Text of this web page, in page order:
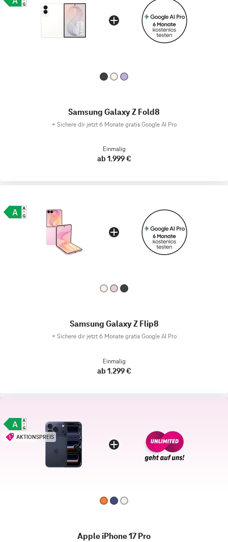
Samsung Galaxy Z Fold8
+ Sichere dir jetzt 6 Monate gratis Google AI Pro
Einmalig
ab 1.999 €
Samsung Galaxy Z Flip8
+ Sichere dir jetzt 6 Monate gratis Google AI Pro
Einmalig
ab 1.299 €
AKTIONSPREIS
Apple iPhone 17 Pro